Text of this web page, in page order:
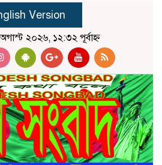
Version
২০২৬, ১২:৩২ পূর্বাহ্ন